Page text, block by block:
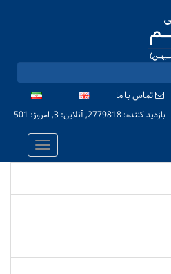
تماس با ما
بازدید کننده: 2779818, آنلاین: 3, امروز: 501